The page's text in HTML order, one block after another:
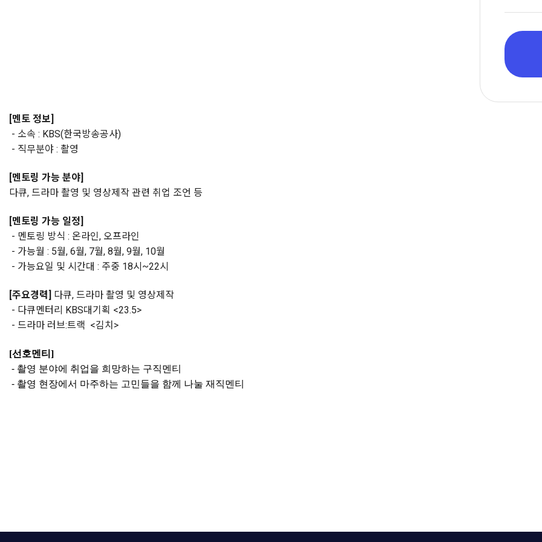
[멘토 정보]
- 소속 : KBS(한국방송공사)
- 직무분야 : 촬영
[멘토링 가능 분야]
다큐, 드라마 촬영 및 영상제작 관련 취업 조언 등
[멘토링 가능 일정]
- 멘토링 방식 : 온라인, 오프라인
- 가능월 : 5월, 6월, 7월, 8월, 9월, 10월
- 가능요일 및 시간대 : 주중 18시~22시
[주요경력] 다큐, 드라마 촬영 및 영상제작
- 다큐멘터리 KBS대기획 <23.5>
- 드라마 러브:트랙 <김치>
[선호멘티]
- 촬영 분야에 취업을 희망하는 구직멘티
- 촬영 현장에서 마주하는 고민들을 함께 나눌 재직멘티